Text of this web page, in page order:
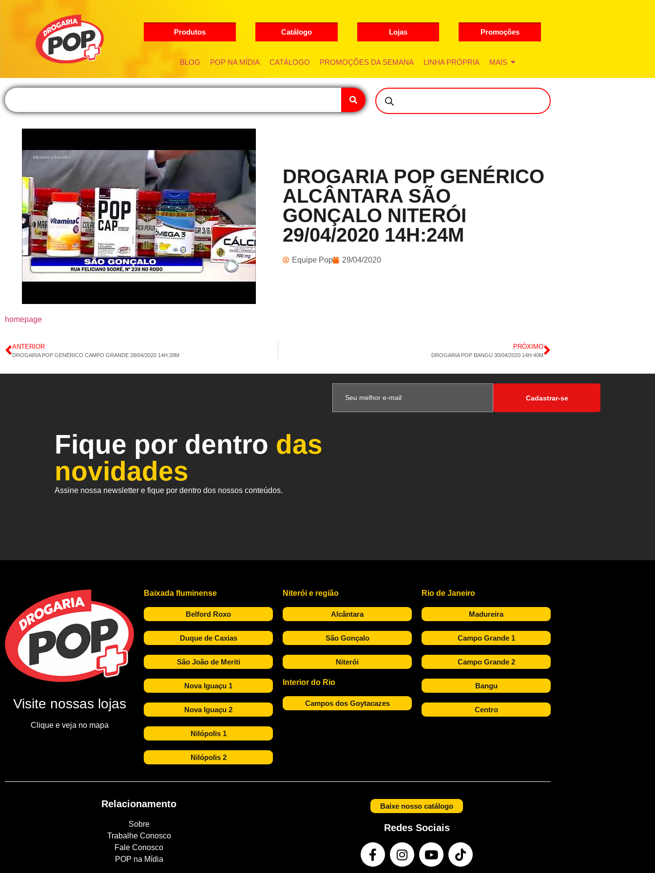
Produtos Catálogo Lojas Promoções
BLOG POP NA MÍDIA CATÁLOGO PROMOÇÕES DA SEMANA LINHA PRÓPRIA MAIS
DROGARIA POP GENÉRICO
ALCÂNTARA SÃO
GONÇALO NITERÓI
29/04/2020 14H:24M
Equipe Pop 29/04/2020
homepage
ANTERIOR
DROGARIA POP GENÉRICO CAMPO GRANDE 28/04/2020 14H:28M
PRÓXIMO
DROGARIA POP BANGU 30/04/2020 14H:40M
Fique por dentro das
novidades
Assine nossa newsletter e fique por dentro dos nossos conteúdos.
Cadastrar-se
Visite nossas lojas
Clique e veja no mapa
Baixada fluminense
Belford Roxo
Duque de Caxias
São João de Meriti
Nova Iguaçu 1
Nova Iguaçu 2
Nilópolis 1
Nilópolis 2
Niterói e região
Alcântara
São Gonçalo
Niterói
Interior do Rio
Campos dos Goytacazes
Rio de Janeiro
Madureira
Campo Grande 1
Campo Grande 2
Bangu
Centro
Relacionamento
Sobre
Trabalhe Conosco
Fale Conosco
POP na Mídia
Baixe nosso catálogo
Redes Sociais